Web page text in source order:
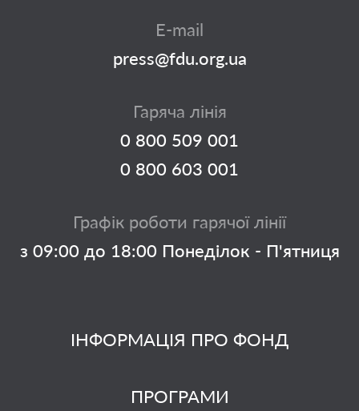
ІНФОРМАЦІЯ ПРО ФОНД
ПРОГРАМИ
E-mail
press@fdu.org.ua
Гаряча лінія
0 800 509 001
0 800 603 001
Графік роботи гарячої лінії
з 09:00 до 18:00 Понеділок - П'ятниця